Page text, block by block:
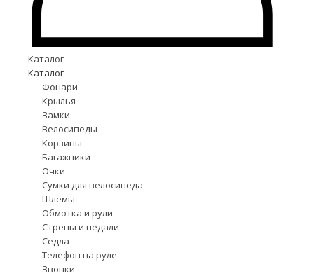
Каталог
Каталог
Фонари
Крылья
Замки
Велосипеды
Корзины
Багажники
Очки
Сумки для велосипеда
Шлемы
Обмотка и рули
Стрепы и педали
Седла
Телефон на руле
Звонки